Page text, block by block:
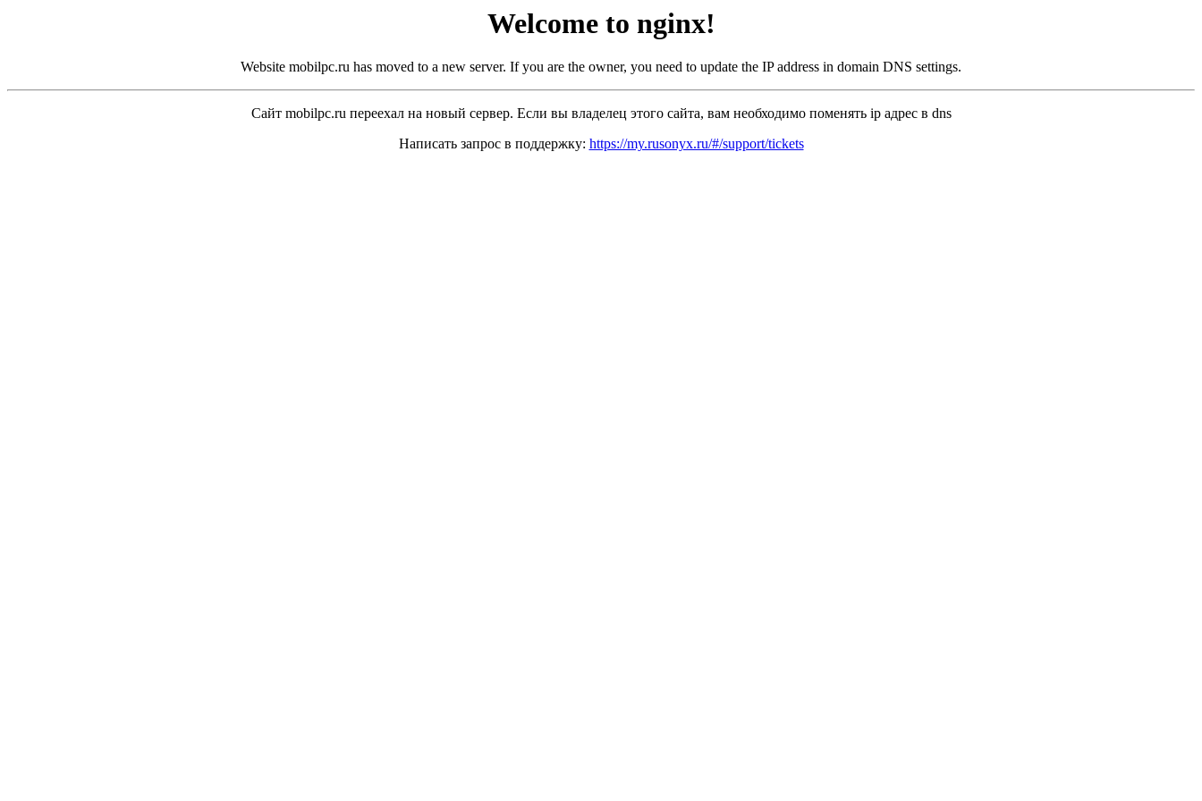
Welcome to nginx!
Website mobilpc.ru has moved to a new server. If you are the owner, you need to update the IP address in domain DNS settings.
Сайт mobilpc.ru переехал на новый сервер. Если вы владелец этого сайта, вам необходимо поменять ip адрес в dns
Написать запрос в поддержку: https://my.rusonyx.ru/#/support/tickets